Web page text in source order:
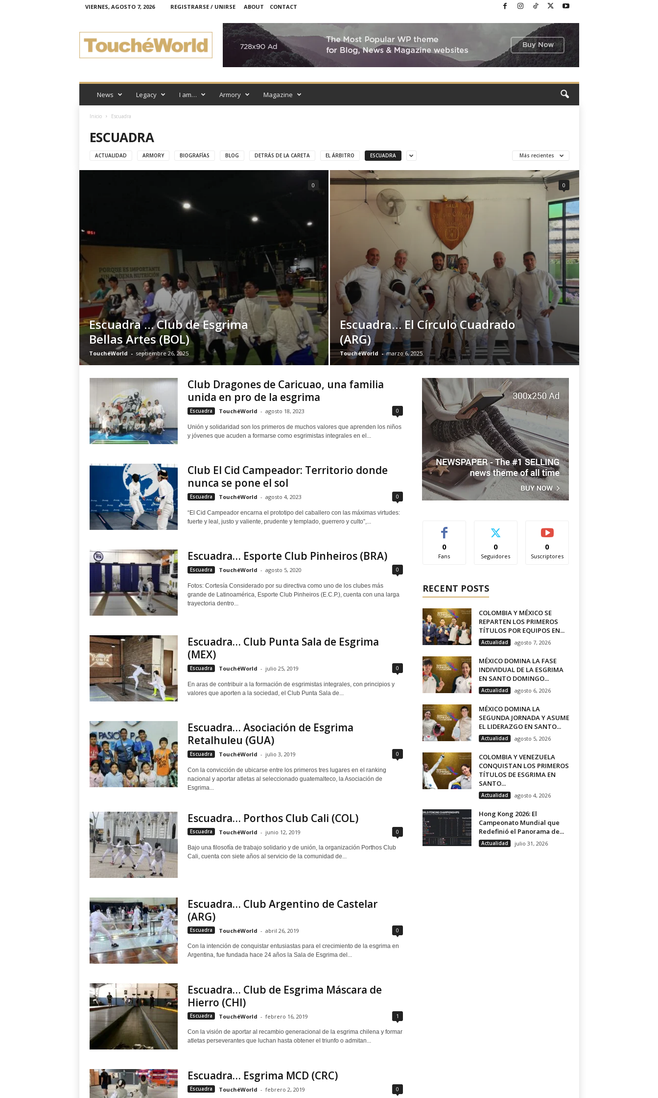
VIERNES, AGOSTO 7, 2026 REGISTRARSE / UNIRSE ABOUT CONTACT
o
W
r
News Legacy I am… Armory Magazine
Inicio Escuadra
ESCUADRA
ACTUALIDAD ARMORY BIOGRAFÍAS BLOG DETRÁS DE LA CARETA EL ÁRBITRO ESCUADRA Más recientes
Escuadra … Club de Esgrima
Bellas Artes (BOL)
TouchéWorld - septiembre 26, 2025
0
Escuadra… El Círculo Cuadrado
(ARG)
TouchéWorld - marzo 6, 2025
0
Club Dragones de Caricuao, una familia
unida en pro de la esgrima
Escuadra TouchéWorld - agosto 18, 2023 0
Unión y solidaridad son los primeros de muchos valores que aprenden los niños
y jóvenes que acuden a formarse como esgrimistas integrales en el...
Club El Cid Campeador: Territorio donde
nunca se pone el sol
Escuadra TouchéWorld - agosto 4, 2023 0
“El Cid Campeador encarna el prototipo del caballero con las máximas virtudes:
fuerte y leal, justo y valiente, prudente y templado, guerrero y culto”,...
Escuadra… Esporte Club Pinheiros (BRA)
Escuadra TouchéWorld - agosto 5, 2020 0
Fotos: Cortesía Considerado por su directiva como uno de los clubes más
grande de Latinoamérica, Esporte Club Pinheiros (E.C.P.), cuenta con una larga
trayectoria dentro...
Escuadra… Club Punta Sala de Esgrima
(MEX)
Escuadra TouchéWorld - julio 25, 2019 0
En aras de contribuir a la formación de esgrimistas integrales, con principios y
valores que aporten a la sociedad, el Club Punta Sala de...
Escuadra… Asociación de Esgrima
Retalhuleu (GUA)
Escuadra TouchéWorld - julio 3, 2019 0
Con la convicción de ubicarse entre los primeros tres lugares en el ranking
nacional y aportar atletas al seleccionado guatemalteco, la Asociación de
Esgrima...
Escuadra… Porthos Club Cali (COL)
Escuadra TouchéWorld - junio 12, 2019 0
Bajo una filosofía de trabajo solidario y de unión, la organización Porthos Club
Cali, cuenta con siete años al servicio de la comunidad de...
Escuadra… Club Argentino de Castelar
(ARG)
Escuadra TouchéWorld - abril 26, 2019 0
Con la intención de conquistar entusiastas para el crecimiento de la esgrima en
Argentina, fue fundada hace 24 años la Sala de Esgrima del...
Escuadra… Club de Esgrima Máscara de
Hierro (CHI)
Escuadra TouchéWorld - febrero 16, 2019 1
Con la visión de aportar al recambio generacional de la esgrima chilena y formar
atletas perseverantes que luchan hasta obtener el triunfo o admitan...
Escuadra… Esgrima MCD (CRC)
Escuadra TouchéWorld - febrero 2, 2019 0
0
Fans
0
Seguidores
0
Suscriptores
RECENT POSTS
COLOMBIA Y MÉXICO SE
REPARTEN LOS PRIMEROS
TÍTULOS POR EQUIPOS EN...
Actualidad agosto 7, 2026
MÉXICO DOMINA LA FASE
INDIVIDUAL DE LA ESGRIMA
EN SANTO DOMINGO...
Actualidad agosto 6, 2026
MÉXICO DOMINA LA
SEGUNDA JORNADA Y ASUME
EL LIDERAZGO EN SANTO...
Actualidad agosto 5, 2026
COLOMBIA Y VENEZUELA
CONQUISTAN LOS PRIMEROS
TÍTULOS DE ESGRIMA EN
SANTO...
Actualidad agosto 4, 2026
Hong Kong 2026: El
Campeonato Mundial que
Redefinió el Panorama de...
Actualidad julio 31, 2026